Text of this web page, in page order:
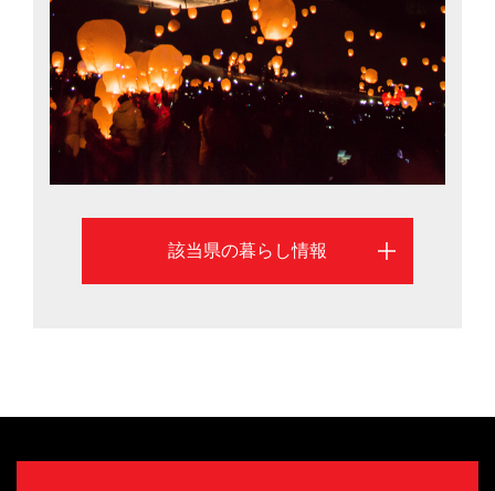
新潟県での暮らしを考える際に役立つ、新潟市の移住支
援情報を掲載しています。
該当県の暮らし情報